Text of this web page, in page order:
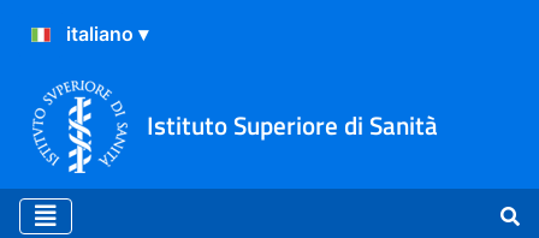
Istituto Superiore di Sanità